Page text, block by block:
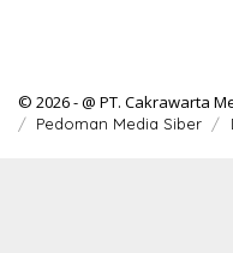
© 2026 - @ PT. Cakrawarta
Pedoman Media Siber